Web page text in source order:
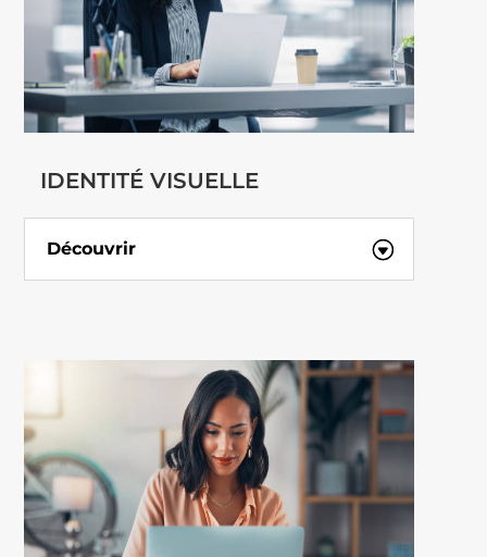
IDENTITÉ VISUELLE
Découvrir